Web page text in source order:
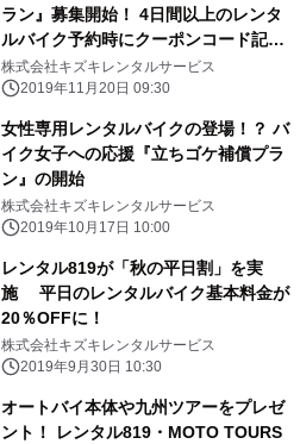
ラン』募集開始！ 4日間以上のレンタ
ルバイク予約時にクーポンコード記入
で50％off
株式会社キズキレンタルサービス
2019年11月20日 09:30
女性専用レンタルバイクの登場！？ バ
イク女子への応援『立ちゴケ補償プラ
ン』の開始
株式会社キズキレンタルサービス
2019年10月17日 10:00
レンタル819が「秋の平日割」を実
施 平日のレンタルバイク基本料金が
20％OFFに！
株式会社キズキレンタルサービス
2019年9月30日 10:30
オートバイ本体や九州ツアーをプレゼ
ント！ レンタル819・MOTO TOURS